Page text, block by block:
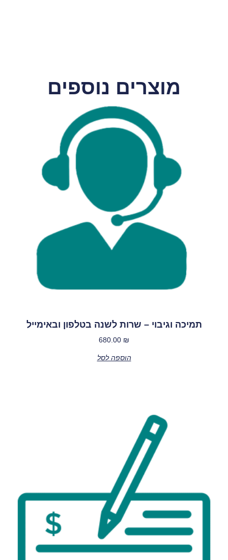
מוצרים נוספים
תמיכה וגיבוי – שרות לשנה בטלפון ובאימייל
680.00 ₪
הוספה לסל